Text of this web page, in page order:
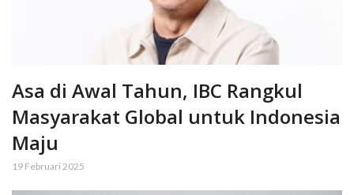
Asa di Awal Tahun, IBC Rangkul
Masyarakat Global untuk Indonesia
Maju
19 Februari 2025